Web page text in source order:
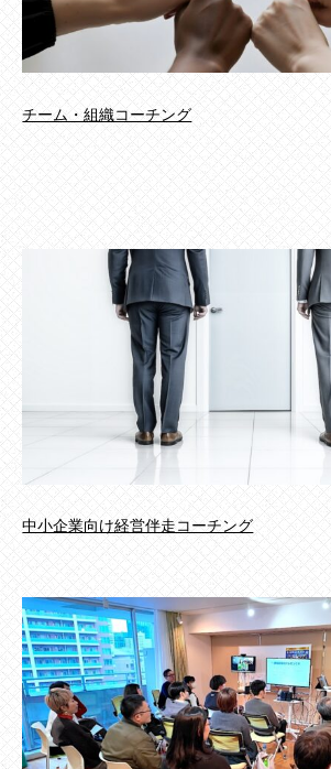
チーム・組織コーチング
中小企業向け経営伴走コーチング